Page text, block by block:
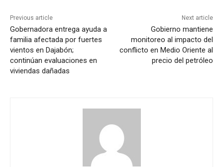
Previous article
Gobernadora entrega ayuda a
familia afectada por fuertes
vientos en Dajabón;
continúan evaluaciones en
viviendas dañadas
Next article
Gobierno mantiene
monitoreo al impacto del
conflicto en Medio Oriente al
precio del petróleo